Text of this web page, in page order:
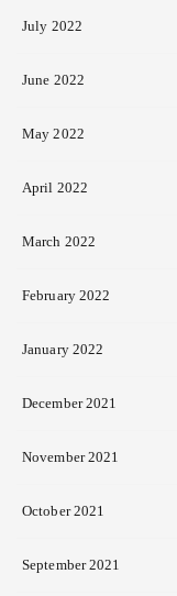
July 2022
June 2022
May 2022
April 2022
March 2022
February 2022
January 2022
December 2021
November 2021
October 2021
September 2021